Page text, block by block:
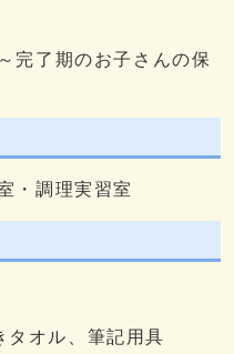
完了期のお子さんの保
・調理実習室
タオル、筆記用具